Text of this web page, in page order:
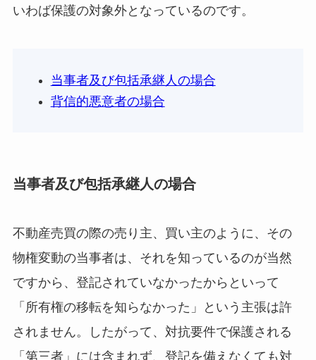
いわば保護の対象外となっているのです。
当事者及び包括承継人の場合
背信的悪意者の場合
当事者及び包括承継人の場合
不動産売買の際の売り主、買い主のように、その
物権変動の当事者は、それを知っているのが当然
ですから、登記されていなかったからといって
「所有権の移転を知らなかった」という主張は許
されません。したがって、対抗要件で保護される
「第三者」には含まれず、登記を備えなくても対